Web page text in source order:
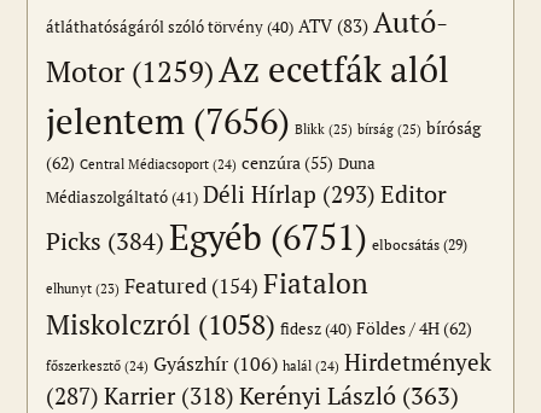
átláthatóságáról szóló törvény(40) ATV(83) Autó-
Motor (1259)Az ecetfák alól
jelentem (7656) Blikk (25) bírság (25) bíróság
(62) Central Médiacsoport (24) cenzúra (55) Duna
Médiaszolgáltató(41) Déli Hírlap (293) Editor
Picks (384)Egyéb (6751) elbocsátás (29)
elhunyt (23) Featured (154) Fiatalon
Miskolczról (1058) fidesz(40) Földes / 4H(62)
főszerkesztő (24) Gyászhír (106) halál (24) Hirdetmények
(287) Karrier(318) Kerényi László (363)